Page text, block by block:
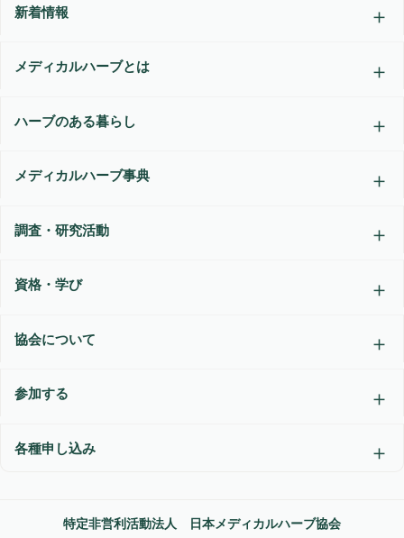
新着情報
メディカルハーブとは
ハーブのある暮らし
メディカルハーブ事典
調査・研究活動
資格・学び
協会について
参加する
各種申し込み
特定非営利活動法人 日本メディカルハーブ協会